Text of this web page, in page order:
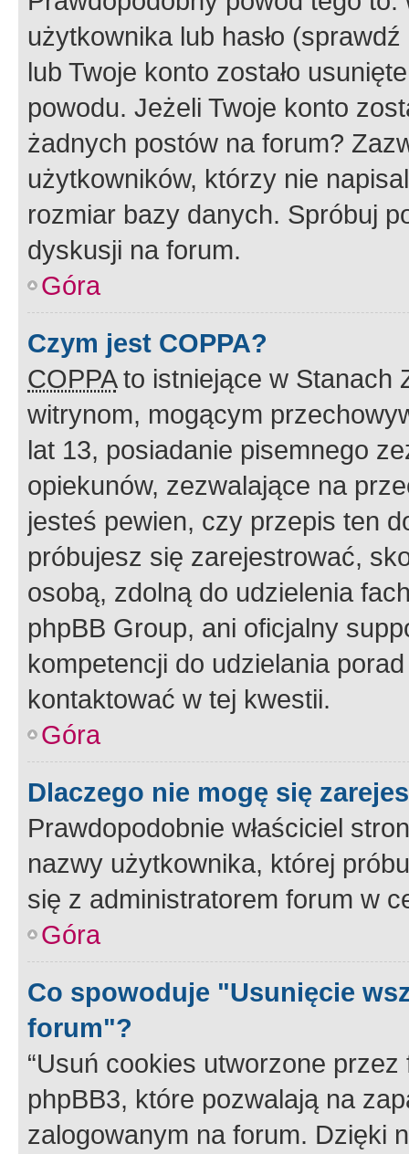
użytkownika lub hasło
lub Twoje konto zostało
powodu. Jeżeli Twoje konto
żadnych postów na forum?
użytkowników, którzy nie
rozmiar bazy danych. Spróbuj
dyskusji na forum.
Góra
Czym jest COPPA?
COPPAto istniejące w Stanach
witrynom, mogącym
lat 13, posiadanie pisemnego
opiekunów, zezwalające na
jesteś pewien, czy przepis ten
próbujesz się zarejestrować,
osobą, zdolną do udzielenia
phpBB Group, ani oficjalny
kompetencji do udzielania
kontaktować w tej kwestii.
Góra
Dlaczego nie mogę się
Prawdopodobnie właściciel
nazwy użytkownika, której
się z administratorem forum w
Góra
Co spowoduje "Usunięcie
forum"?
“Usuń cookies utworzone
phpBB3, które pozwalają na
zalogowanym na forum. Dzięki